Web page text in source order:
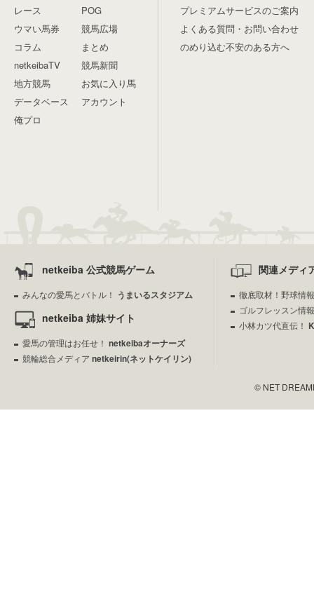
レース
ウマい馬券
コラム
netkeibaTV
地方競馬
データベース
俺プロ
POG
競馬広場
まとめ
競馬新聞
お気に入り馬
アカウント
プレミアムサービスのご案内
よくある質問・お問い合わせ
のめり込む不安のある方へ
netkeiba 公式競馬ゲーム
みんなの愛馬とバトル！ うまいるスタジアム
netkeiba 姉妹サイト
愛馬の管理はお任せ！ netkeibaオーナーズ
競輪総合メディア netkeirin(ネットケイリン)
関連メディ
徹底取材！野球情
ゴルフレッスン情
小林カツ代直伝！
© NET